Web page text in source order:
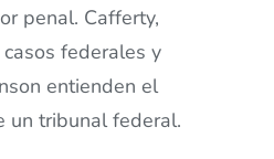
penal. Cafferty,
federales y
entienden el
un tribunal federal.